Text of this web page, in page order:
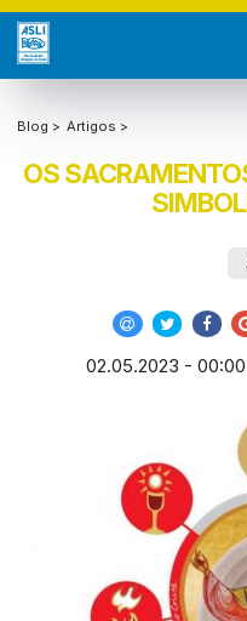
Blog > Artigos >
OS
02.05.2023 -